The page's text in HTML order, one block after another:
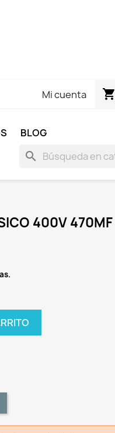
Mi cuenta shopping_cart
BLOG
search
400V 470MF